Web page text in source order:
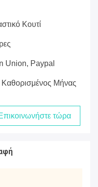
Κουτί
Union, Paypal
Μήνας
τώρα